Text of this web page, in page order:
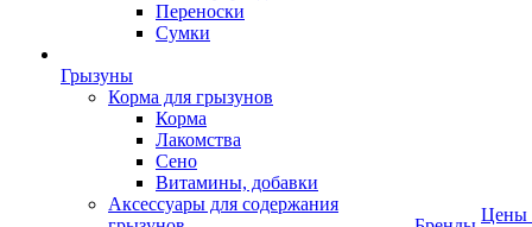
Переноски
Сумки
Грызуны
Корма для грызунов
Корма
Лакомства
Сено
Витамины, добавки
Аксессуары для содержания
Цены